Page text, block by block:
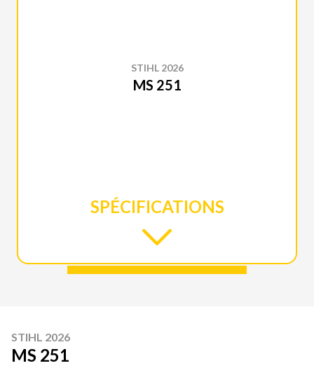
STIHL 2026
MS 251
SPÉCIFICATIONS
STIHL 2026
MS 251